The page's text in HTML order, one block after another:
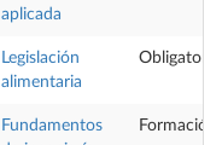
aplicada
Legislación
alimentaria
Obligatoria
Fundamentos
Formación